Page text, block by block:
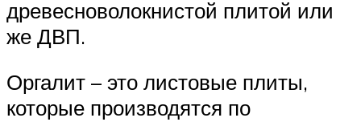
древесноволокнистой плитой или
же ДВП.
Оргалит – это листовые плиты,
которые производятся по